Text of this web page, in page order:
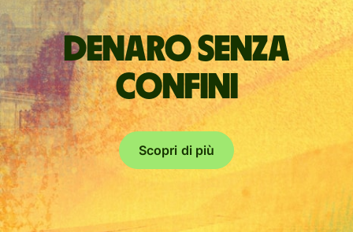
Denaro senza
confini
Scopri di più